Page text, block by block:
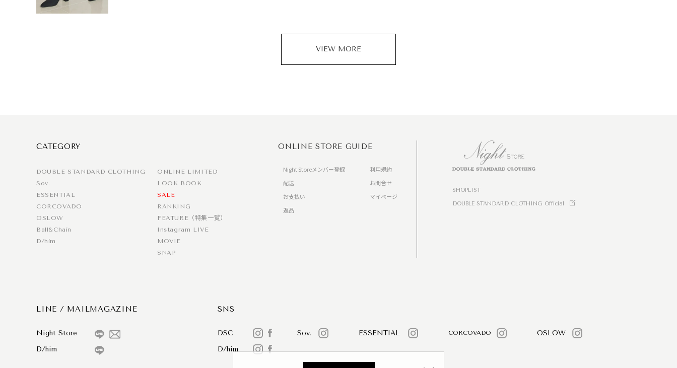
VIEW MORE
CATEGORY
DOUBLE STANDARD CLOTHING
Sov.
ESSENTIAL
CORCOVADO
OSLOW
Ball&Chain
D/him
ONLINE LIMITED
LOOK BOOK
SALE
RANKING
FEATURE（特集一覧）
Instagram LIVE
MOVIE
SNAP
ONLINE STORE GUIDE
Night Storeメンバー登録
配送
お支払い
返品
利用規約
お問合せ
マイページ
SHOPLIST
DOUBLE STANDARD CLOTHING Official
LINE / MAILMAGAZINE
Night Store
D/him
SNS
DSC Sov. ESSENTIAL CORCOVADO
OSLOW
D/him